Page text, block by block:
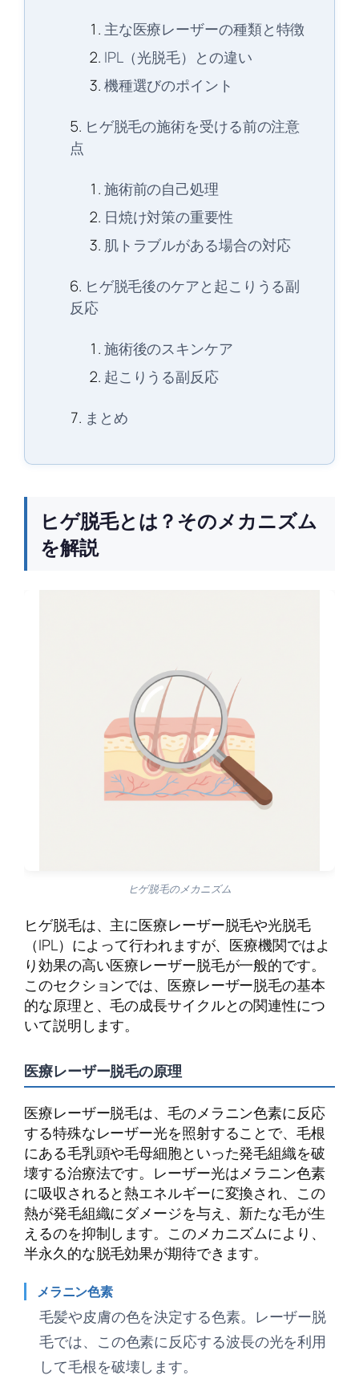
主な医療レーザーの種類と特徴
IPL（光脱毛）との違い
機種選びのポイント
ヒゲ脱毛の施術を受ける前の注意
点
施術前の自己処理
日焼け対策の重要性
肌トラブルがある場合の対応
ヒゲ脱毛後のケアと起こりうる副
反応
施術後のスキンケア
起こりうる副反応
まとめ
ヒゲ脱毛とは？そのメカニズム
を解説
ヒゲ脱毛のメカニズム
ヒゲ脱毛は、主に医療レーザー脱毛や光脱毛
（IPL）によって行われますが、医療機関ではよ
り効果の高い医療レーザー脱毛が一般的です。
このセクションでは、医療レーザー脱毛の基本
的な原理と、毛の成長サイクルとの関連性につ
いて説明します。
医療レーザー脱毛の原理
医療レーザー脱毛は、毛のメラニン色素に反応
する特殊なレーザー光を照射することで、毛根
にある毛乳頭や毛母細胞といった発毛組織を破
壊する治療法です。レーザー光はメラニン色素
に吸収されると熱エネルギーに変換され、この
熱が発毛組織にダメージを与え、新たな毛が生
えるのを抑制します。このメカニズムにより、
半永久的な脱毛効果が期待できます。
メラニン色素
毛髪や皮膚の色を決定する色素。レーザー脱
毛では、この色素に反応する波長の光を利用
して毛根を破壊します。